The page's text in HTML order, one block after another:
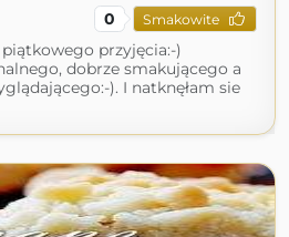
0 Smakowite
przyjęcia:-)
dobrze smakującego a
). I natknęłam sie